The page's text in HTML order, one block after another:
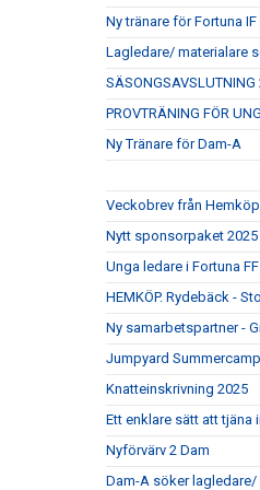
Ny tränare för Fortuna IF
Lagledare/ materialare
SÄSONGSAVSLUTNING
PROVTRÄNING FÖR
Ny Tränare för Dam-A
Veckobrev från
Nytt sponsorpaket 2025
Unga ledare i Fortuna FF
HEMKÖP. Rydebäck -
Ny samarbetspartner -
Jumpyard
Knatteinskrivning 2025
Ett enklare sätt att tjäna
Nyförvärv 2 Dam
Dam-A söker lagledare/